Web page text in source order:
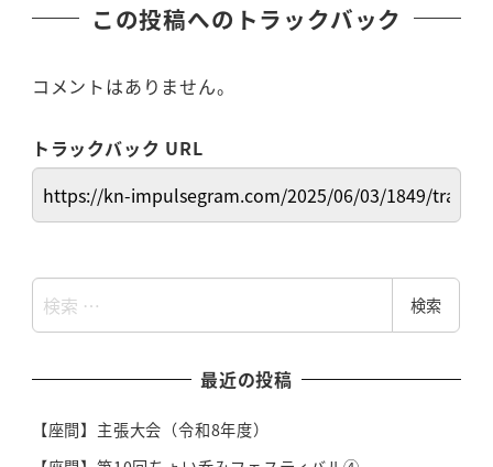
この投稿へのトラックバック
コメントはありません。
トラックバック URL
索
検索
最近の投稿
【座間】主張大会（令和8年度）